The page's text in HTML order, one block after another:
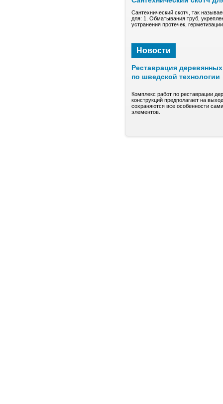
Сантехнический скотч, так
для: 1. Обматывания труб,
устранения протечек,
Новости
Реставрация
по шведской технологии
Комплекс работ по реставрации
конструкций предполагает на
сохраняются все особенности
элементов.